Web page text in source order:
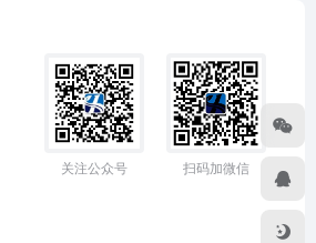
关注公众号 扫码加微信